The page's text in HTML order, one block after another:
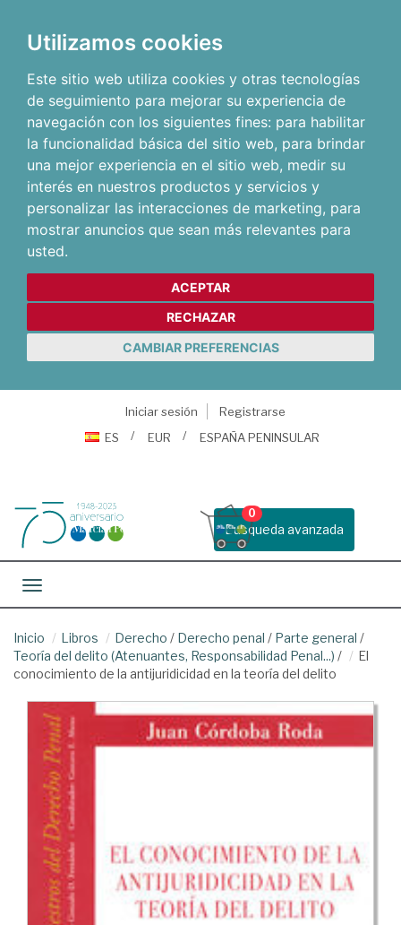
Utilizamos cookies
Este sitio web utiliza cookies y otras tecnologías
de seguimiento para mejorar su experiencia de
navegación con los siguientes fines: para habilitar
la funcionalidad básica del sitio web, para brindar
una mejor experiencia en el sitio web, medir su
interés en nuestros productos y servicios y
personalizar las interacciones de marketing, para
mostrar anuncios que sean más relevantes para
usted.
ACEPTAR
RECHAZAR
CAMBIAR PREFERENCIAS
Iniciar sesión
Registrarse
ES
EUR ESPAÑA PENINSULAR
Busqueda avanzada
0
Toggle navigation
Inicio Libros Derecho / Derecho penal / Parte general /
Teoría del delito (Atenuantes, Responsabilidad Penal...) /
El
conocimiento de la antijuridicidad en la teoría del delito